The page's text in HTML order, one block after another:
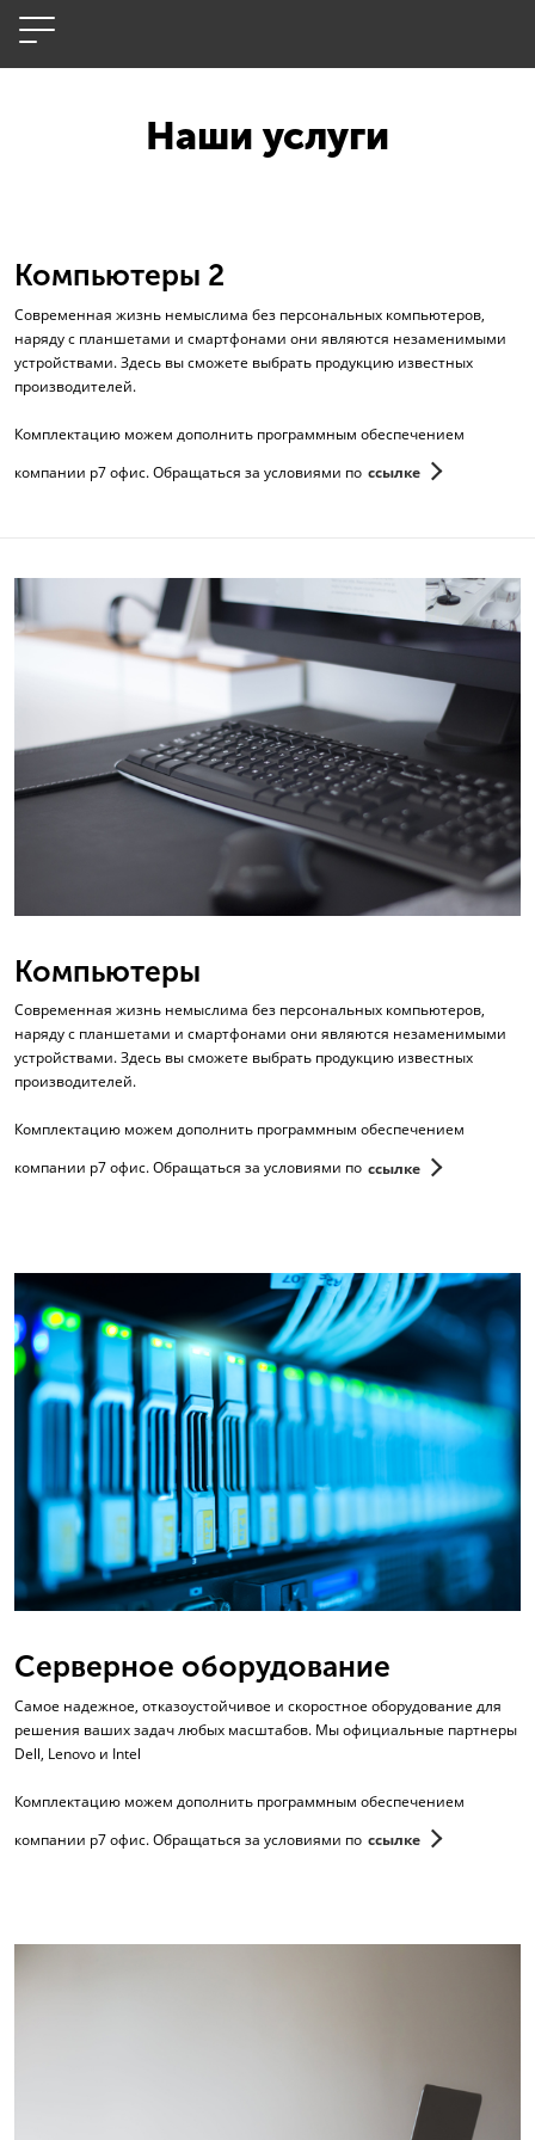
Наши услуги
Компьютеры 2
Современная жизнь немыслима без персональных компьютеров,
наряду с планшетами и смартфонами они являются незаменимыми
устройствами. Здесь вы сможете выбрать продукцию известных
производителей.
Комплектацию можем дополнить программным обеспечением
компании р7 офис. Обращаться за условиями по ссылке
Компьютеры
Современная жизнь немыслима без персональных компьютеров,
наряду с планшетами и смартфонами они являются незаменимыми
устройствами. Здесь вы сможете выбрать продукцию известных
производителей.
Комплектацию можем дополнить программным обеспечением
компании р7 офис. Обращаться за условиями по ссылке
Серверное оборудование
Самое надежное, отказоустойчивое и скоростное оборудование для
решения ваших задач любых масштабов. Мы официальные партнеры
Dell, Lenovo и Intel
Комплектацию можем дополнить программным обеспечением
компании р7 офис. Обращаться за условиями по ссылке